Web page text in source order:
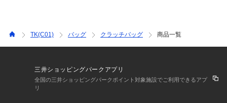
TK(C01) バッグ クラッチバッグ 商品一覧
三井ショッピングパークアプリ
全国の三井ショッピングパークポイント対象施設でご利用できるアプ
リ